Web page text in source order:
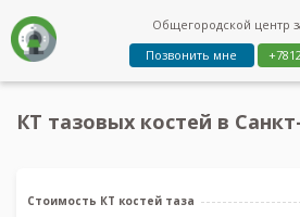
Общегородской центр
Позвонить мне
КТ тазовых костей в
Стоимость КТ костей таза